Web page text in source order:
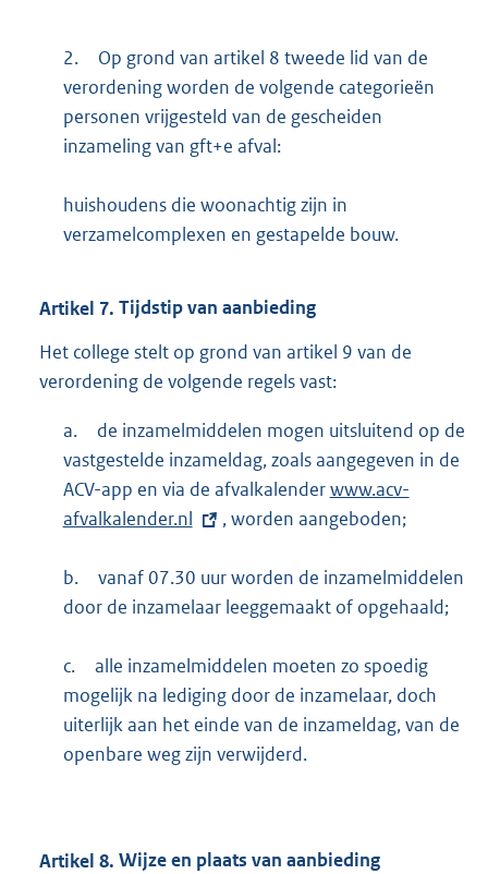
2.
Op grond van artikel 8 tweede lid van de
verordening worden de volgende categorieën
personen vrijgesteld van de gescheiden
inzameling van gft+e afval:
huishoudens die woonachtig zijn in
verzamelcomplexen en gestapelde bouw.
Artikel 7. Tijdstip van aanbieding
Het college stelt op grond van artikel 9 van de
verordening de volgende regels vast:
a.
de inzamelmiddelen mogen uitsluitend op de
vastgestelde inzameldag, zoals aangegeven in de
ACV-app en via de afvalkalenderE
x
e
r
e
l
i
www.acv-
afvalkalender.nl
, worden aangeboden;
b.
vanaf 07.30 uur worden de inzamelmiddelen
door de inzamelaar leeggemaakt of opgehaald;
c.
alle inzamelmiddelen moeten zo spoedig
mogelijk na lediging door de inzamelaar, doch
uiterlijk aan het einde van de inzameldag, van de
openbare weg zijn verwijderd.
Artikel 8. Wijze en plaats van aanbieding